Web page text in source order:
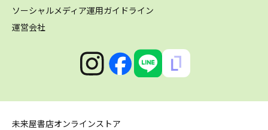
ソーシャルメディア運用ガイドライン
運営会社
未来屋書店オンラインストア